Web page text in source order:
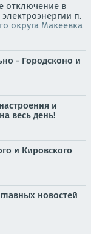
отключение в
п.
округа Макеевка
- Городсконо и
и
весь день!
и Кировского
новостей